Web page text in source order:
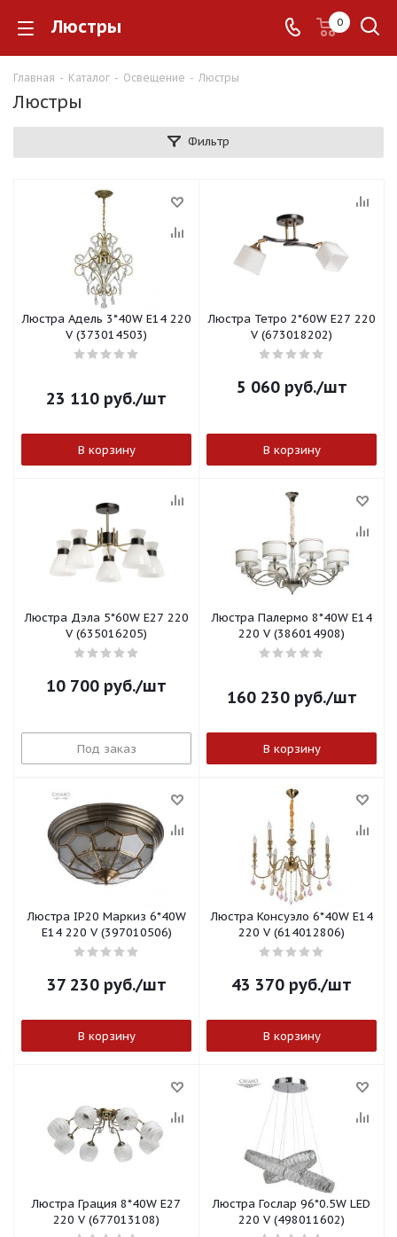
Люстры 0
Главная - Каталог - Освещение - Люстры
Люстры
Фильтр
Люстра Адель 3*40W E14 220
V (373014503)
23 110 руб./шт
В корзину
Люстра Тетро 2*60W E27 220
V (673018202)
5 060руб./шт
В корзину
Люстра Дэла 5*60W E27 220
V (635016205)
10 700 руб./шт
Под заказ
Люстра Палермо 8*40W E14
220 V (386014908)
160 230руб./шт
В корзину
Люстра IP20 Маркиз 6*40W
E14 220 V (397010506)
37 230руб./шт
В корзину
Люстра Консуэло 6*40W E14
220 V (614012806)
43 370 руб./шт
В корзину
Люстра Грация 8*40W E27
220 V (677013108)
Люстра Гослар 96*0.5W LED
220 V (498011602)